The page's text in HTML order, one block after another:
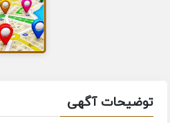
توضیحات آگهی